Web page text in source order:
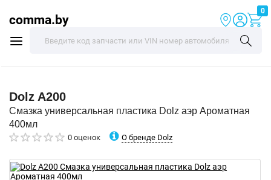
comma.by
0
Dolz A200
Смазка универсальная пластика Dolz аэр Ароматная
400мл
0 оценок О бренде Dolz